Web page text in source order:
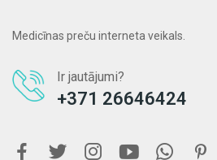
Medicīnas preču interneta veikals.
Ir jautājumi?
+371 26646424